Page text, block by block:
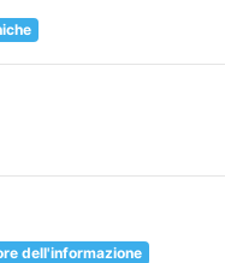
dell'informazione